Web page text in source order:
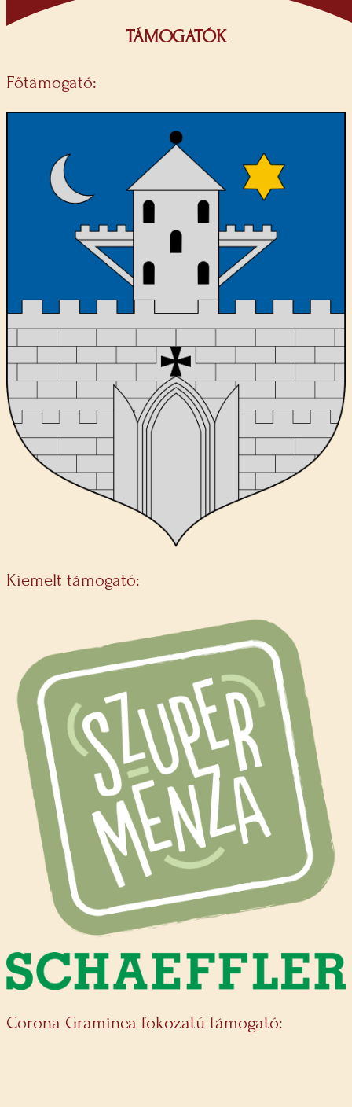
TÁMOGATÓK
Főtámogató:
Kiemelt támogató:
Corona Graminea fokozatú támogató: